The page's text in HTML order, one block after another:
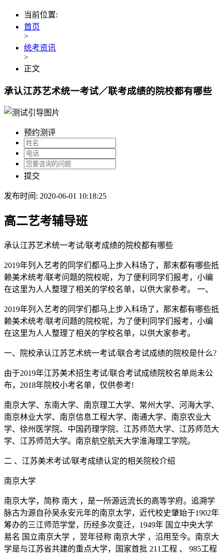
当前位置:
首页
>
统考资讯
>
正文
承认江苏艺术统一考试／联考成绩的院校都有哪些
预约测评
提交
发布时间: 2020-06-01 10:18:25
高二艺考辅导班
承认江苏艺术统一考试/联考成绩的院校都有哪些
2019年列入艺考的同学们都马上步入科场了，那末都有哪些抵
赖美术统考/联考问题的院校呢，为了便利同学们报考，小编
在这里为人人整理了相关的学校名单，以供大家参考。 一、
2019年列入艺考的同学们都马上步入科场了，那末都有哪些抵
赖美术统考/联考问题的院校呢，为了便利同学们报考，小编
在这里为人人整理了相关的学校名单，以供大家参考。
一、院校承认江苏艺术统一考试/联合考试成绩的院校是什么?
由于2019年江苏美术招生考试/联合考试成绩院校名单尚未公
布，2018年院校小考名单，仅供参考!
南京大学、东南大学、南京理工大学、常州大学、河海大学、
南京林业大学、南京信息工程大学、南通大学、南京农业大
学、徐州医学院、中国药理学院、江苏师范大学、江苏师范大
学、江苏师范大学。南京航空航天大学淮海理工学院。
二 、江苏美术考试/联考成绩认定的相关院校介绍
南京大学
南京大学，简称 南大 ，是一所源远流长的高等学府。追溯学
脉古为源自孙吴永安元年的南京太学，近代校史肇始于1902年
筹办的三江师范学堂，历经多次变迁，1949年 国立中央大学
易名 国立南京大学 ，翌年径称 南京大学 ，沿用至今。南京大
学是与江苏省共建的重点大学，国家首批 211工程 、 985工程